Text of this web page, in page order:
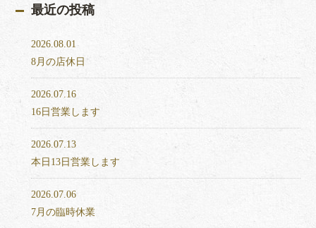
最近の投稿
2026.08.01
8月の店休日
2026.07.16
16日営業します
2026.07.13
本日13日営業します
2026.07.06
7月の臨時休業